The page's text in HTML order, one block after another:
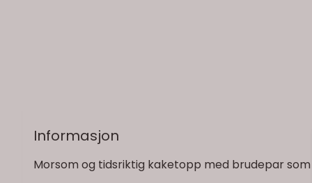
Informasjon
Morsom og tidsriktig kaketopp med brudepar